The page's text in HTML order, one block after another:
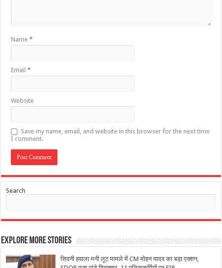
Name*
Email*
Website
Save my name, email, and website in this browser for the next time
I comment.
Search
Explore More Stories
सिवनी हवाला मनी लूट मामले में CM मोहन यादव का बड़ा एक्शन,